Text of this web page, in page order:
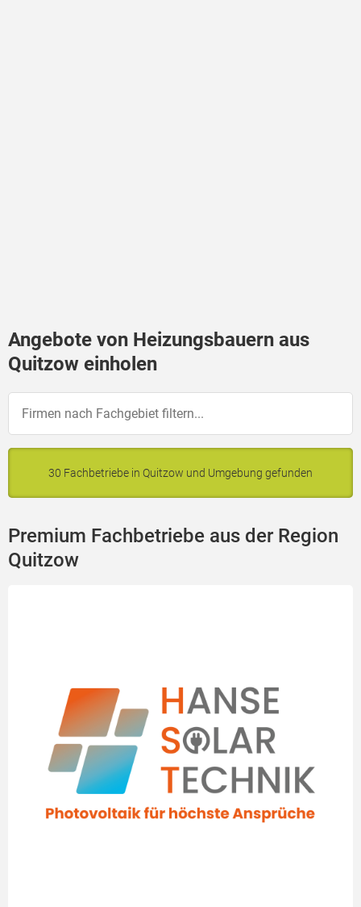
Angebote von Heizungsbauern aus
Quitzow einholen
30 Fachbetriebe in Quitzow und Umgebung gefunden
Premium Fachbetriebe aus der Region
Quitzow